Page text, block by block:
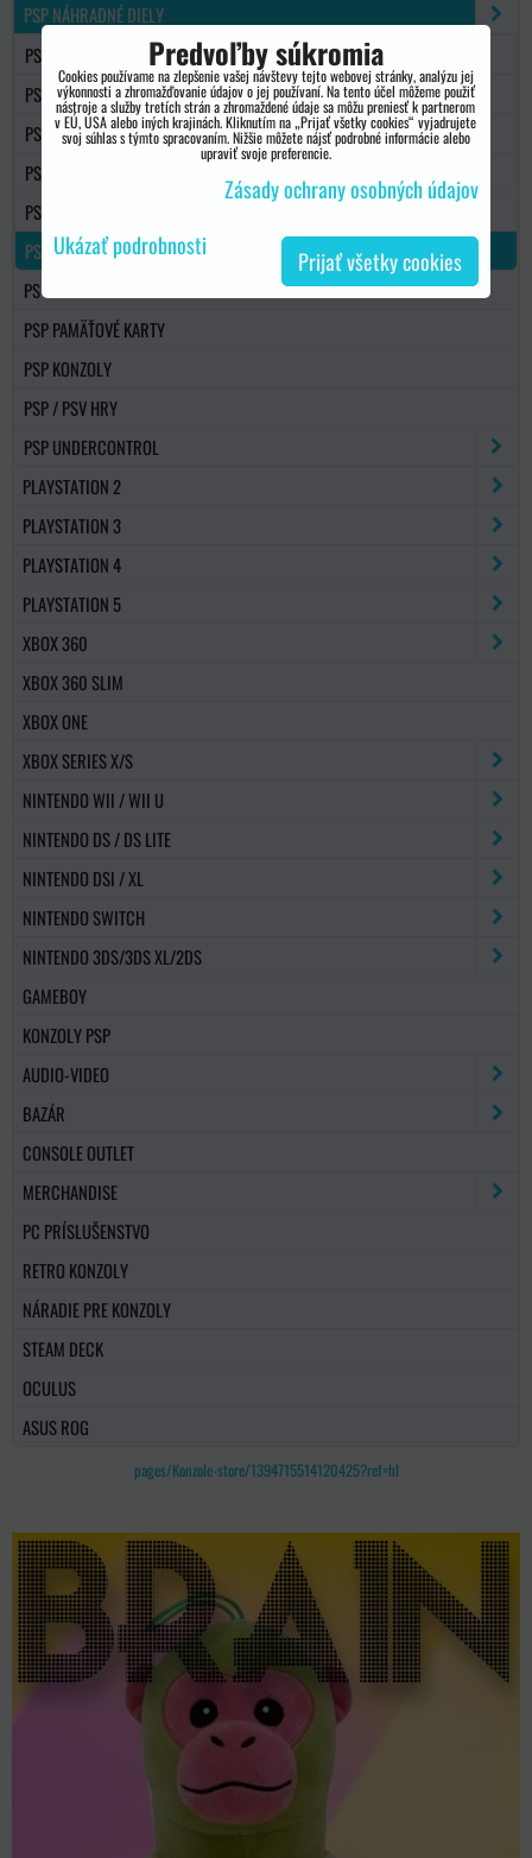
PSP NÁHRADNÉ DIELY
PSP 1000/FAT
PSP E1004 STREET
PSP 2000
PSP 3000
PSP GO
PS VITA
PS VITA
PSP PAMÄŤOVÉ KARTY
PSP KONZOLY
PSP / PSV HRY
PSP UNDERCONTROL
PLAYSTATION 2
PLAYSTATION 3
PLAYSTATION 4
PLAYSTATION 5
XBOX 360
XBOX 360 SLIM
XBOX ONE
XBOX SERIES X/S
NINTENDO WII / WII U
NINTENDO DS / DS LITE
NINTENDO DSI / XL
NINTENDO SWITCH
NINTENDO 3DS/3DS XL/2DS
GAMEBOY
KONZOLY PSP
AUDIO-VIDEO
BAZÁR
CONSOLE OUTLET
MERCHANDISE
PC PRÍSLUŠENSTVO
RETRO KONZOLY
NÁRADIE PRE KONZOLY
STEAM DECK
OCULUS
ASUS ROG
pages/Konzole-store/1394715514120425?ref=hl
Predvoľby súkromia
Cookies používame na zlepšenie vašej návštevy tejto webovej stránky, analýzu jej
výkonnosti a zhromažďovanie údajov o jej používaní. Na tento účel môžeme použiť
nástroje a služby tretích strán a zhromaždené údaje sa môžu preniesť k partnerom
v EÚ, USA alebo iných krajinách. Kliknutím na „Prijať všetky cookies“ vyjadrujete
svoj súhlas s týmto spracovaním. Nižšie môžete nájsť podrobné informácie alebo
upraviť svoje preferencie.
Zásady ochrany osobných údajov
Ukázať podrobnosti
Prijať všetky cookies